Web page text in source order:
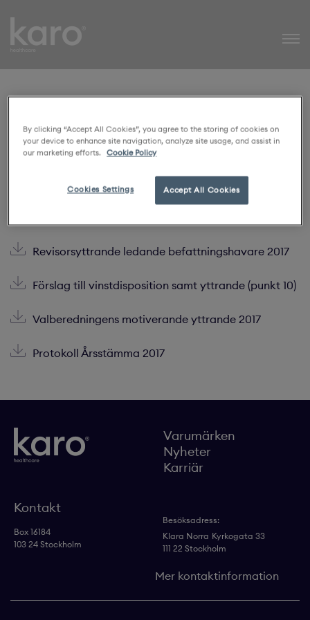
Karo Healthcare
Tillhörande dokument
Kallelse till årsstämma
Revisorsyttrande ledande befattningshavare 2017
Förslag till vinstdisposition samt yttrande (punkt 10)
Valberedningens motiverande yttrande 2017
Protokoll Årsstämma 2017
Varumärken
Nyheter
Karriär
Kontakt
Box 16184
103 24 Stockholm
Besöksadress:
Klara Norra Kyrkogata 33
111 22 Stockholm
Mer kontaktinformation
By clicking “Accept All Cookies”, you agree to the storing of cookies on
your device to enhance site navigation, analyze site usage, and assist in
our marketing efforts.
Cookie Policy
Accept All Cookies
Cookies Settings